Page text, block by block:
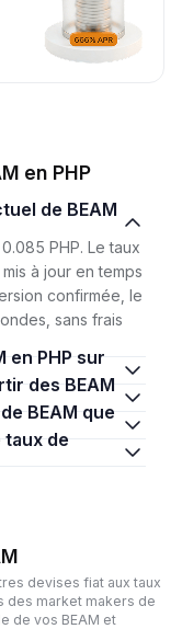
en PHP
PHP. Le taux
à jour en temps
confirmée, le
sans frais
devises fiat aux taux
des market makers de
de vos BEAM et